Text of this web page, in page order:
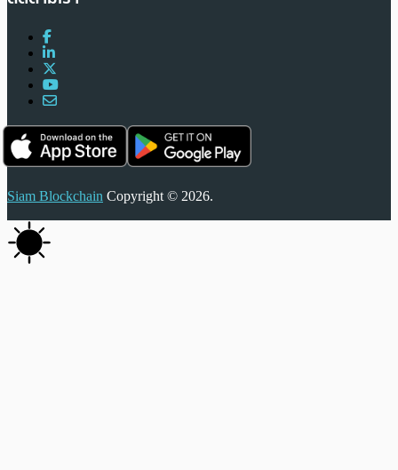
Siam Blockchain Copyright © 2026.